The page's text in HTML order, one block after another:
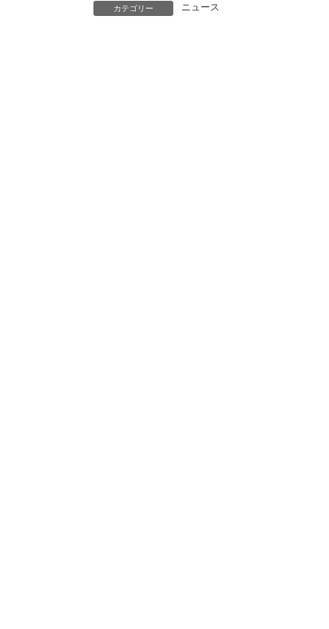
カテゴリー ニュース